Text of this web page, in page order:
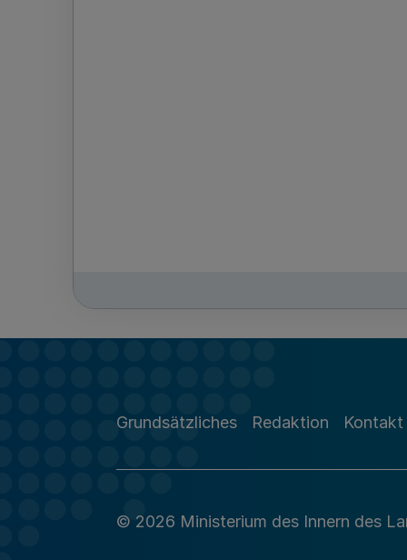
Grundsätzliches Redaktion Kontakt
© 2026 Ministerium des Innern des